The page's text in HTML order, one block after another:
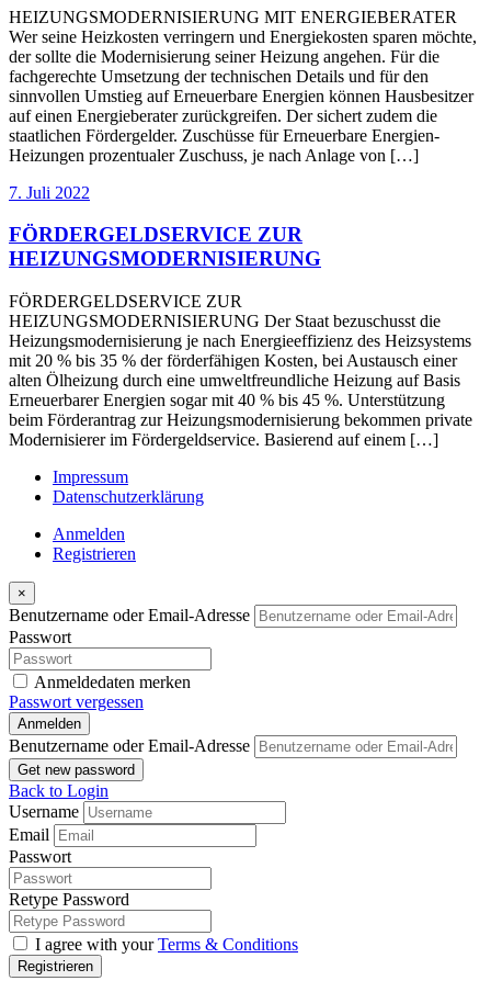
HEIZUNGSMODERNISIERUNG MIT ENERGIEBERATER
Wer seine Heizkosten verringern und Energiekosten sparen möchte,
der sollte die Modernisierung seiner Heizung angehen. Für die
fachgerechte Umsetzung der technischen Details und für den
sinnvollen Umstieg auf Erneuerbare Energien können Hausbesitzer
auf einen Energieberater zurückgreifen. Der sichert zudem die
staatlichen Fördergelder. Zuschüsse für Erneuerbare Energien-
Heizungen prozentualer Zuschuss, je nach Anlage von […]
7. Juli 2022
FÖRDERGELDSERVICE ZUR
HEIZUNGSMODERNISIERUNG
FÖRDERGELDSERVICE ZUR
HEIZUNGSMODERNISIERUNG Der Staat bezuschusst die
Heizungsmodernisierung je nach Energieeffizienz des Heizsystems
mit 20 % bis 35 % der förderfähigen Kosten, bei Austausch einer
alten Ölheizung durch eine umweltfreundliche Heizung auf Basis
Erneuerbarer Energien sogar mit 40 % bis 45 %. Unterstützung
beim Förderantrag zur Heizungsmodernisierung bekommen private
Modernisierer im Fördergeldservice. Basierend auf einem […]
Impressum
Datenschutzerklärung
Anmelden
Registrieren
×
Benutzername oder Email-Adresse
Passwort
Anmeldedaten merken
Passwort vergessen
Anmelden
Benutzername oder Email-Adresse
Get new password
Back to Login
Username
Email
Passwort
Retype Password
I agree with yourTerms & Conditions
Registrieren